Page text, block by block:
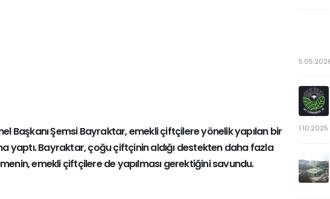
Başkanı Şemsi Bayraktar, emekli çiftçilere yönelik yapılan bir
yaptı. Bayraktar, çoğu çiftçinin aldığı destekten daha fazla
emekli çiftçilere de yapılması gerektiğini savundu.
1.10.2025